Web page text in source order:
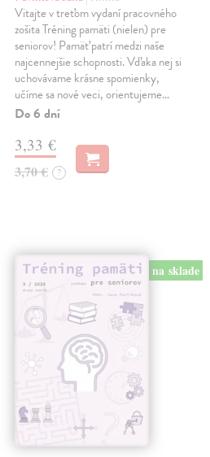
Vitajte v treťom vydaní pracovného
zošita Tréning pamäti (nielen) pre
seniorov! Pamäť patrí medzi naše
najcennejšie schopnosti. Vďaka nej si
uchovávame krásne spomienky,
učíme sa nové veci, orientujeme…
Do 6 dní
3,33 €
3,70 € ?
na sklade